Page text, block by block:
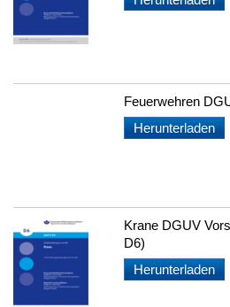
Feuerwehren
Herunterladen
Krane DGUV
D6)
Herunterladen